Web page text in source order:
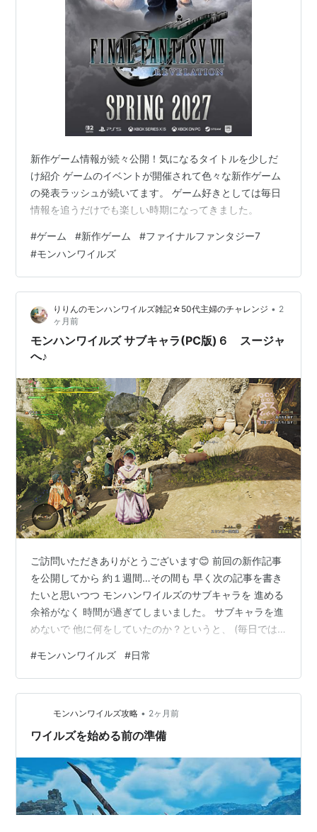
新作ゲーム情報が続々公開！気になるタイトルを少しだ
け紹介 ゲームのイベントが開催されて色々な新作ゲーム
の発表ラッシュが続いてます。 ゲーム好きとしては毎日
情報を追うだけでも楽しい時期になってきました。
#ゲーム #新作ゲーム #ファイナルファンタジー7
#モンハンワイルズ
りりんのモンハンワイルズ雑記☆50代主婦のチャレンジ • 2
ヶ月前
モンハンワイルズ サブキャラ(PC版)６ スージャ
へ♪
ご訪問いただきありがとうございます😊 前回の新作記事
を公開してから 約１週間…その間も 早く次の記事を書き
たいと思いつつ モンハンワイルズのサブキャラを 進める
余裕がなく 時間が過ぎてしまいました。 サブキャラを進
めないで 他に何をしていたのか？というと、 (毎日では
まだコンプリートを 目指しているものがあるので💦 あ
と、 せっかくの休日 (２日間) が エアコン工事でつぶれ
ました。 正確には、 ２台分の工事用の場所確保のために
２部屋分の家具移動＆断捨離を しましたが エアコンのサ
イズが合わないという まさかの事態となり工事は延期
#モンハンワイルズ #日常
モンハンワイルズ攻略 • 2ヶ月前
ワイルズを始める前の準備